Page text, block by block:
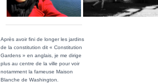
Après avoir fini de longer les jardins
de la constitution dit « Constitution
Gardens » en anglais, je me dirige
plus au centre de la ville pour voir
notamment la fameuse Maison
Blanche de Washington.